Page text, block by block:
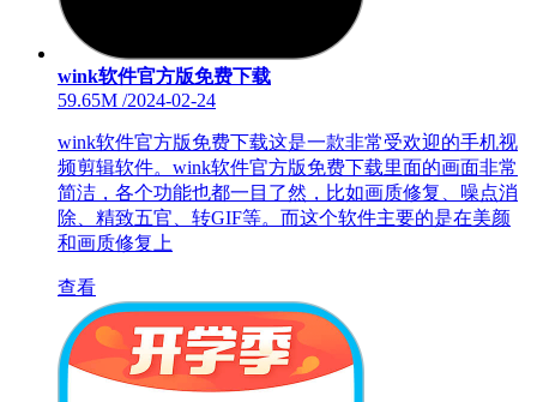
wink软件官方版免费下载
59.65M /2024-02-24
wink软件官方版免费下载这是一款非常受欢迎的手机视
频剪辑软件。wink软件官方版免费下载里面的画面非常
简洁，各个功能也都一目了然，比如画质修复、噪点消
除、精致五官、转GIF等。而这个软件主要的是在美颜
和画质修复上
查看